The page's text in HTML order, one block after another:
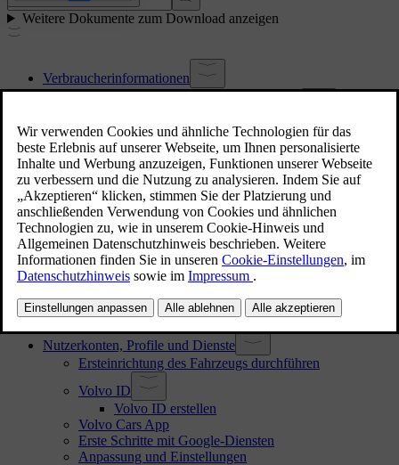
Weitere Dokumente zum Download anzeigen
Verbraucherinformationen
Bedienungsanleitung lesen
Kundendienst und Kontaktinformationen
Fahrerverantwortung
Änderungen, Reparaturen und Zubehörmontage
Wo Sie die Fahrzeug-Identifizierungsnummer finden
Akzeptieren der Nutzungsbedingungen und
Datenerfassung
Verarbeitung von aufgezeichneten und gesammelten
Daten
Online-Dienste und ihre angemessene Nutzung
Fahrzeug verkaufen
Benutzerdaten zurücksetzen
Empfehlungen zur Fahrzeugnutzung im Ausland
Nutzerkonten, Profile und Dienste
Ersteinrichtung des Fahrzeugs durchführen
Volvo ID
Volvo ID erstellen
Volvo Cars App
Erste Schritte mit Google-Diensten
Anpassung und Einstellungen